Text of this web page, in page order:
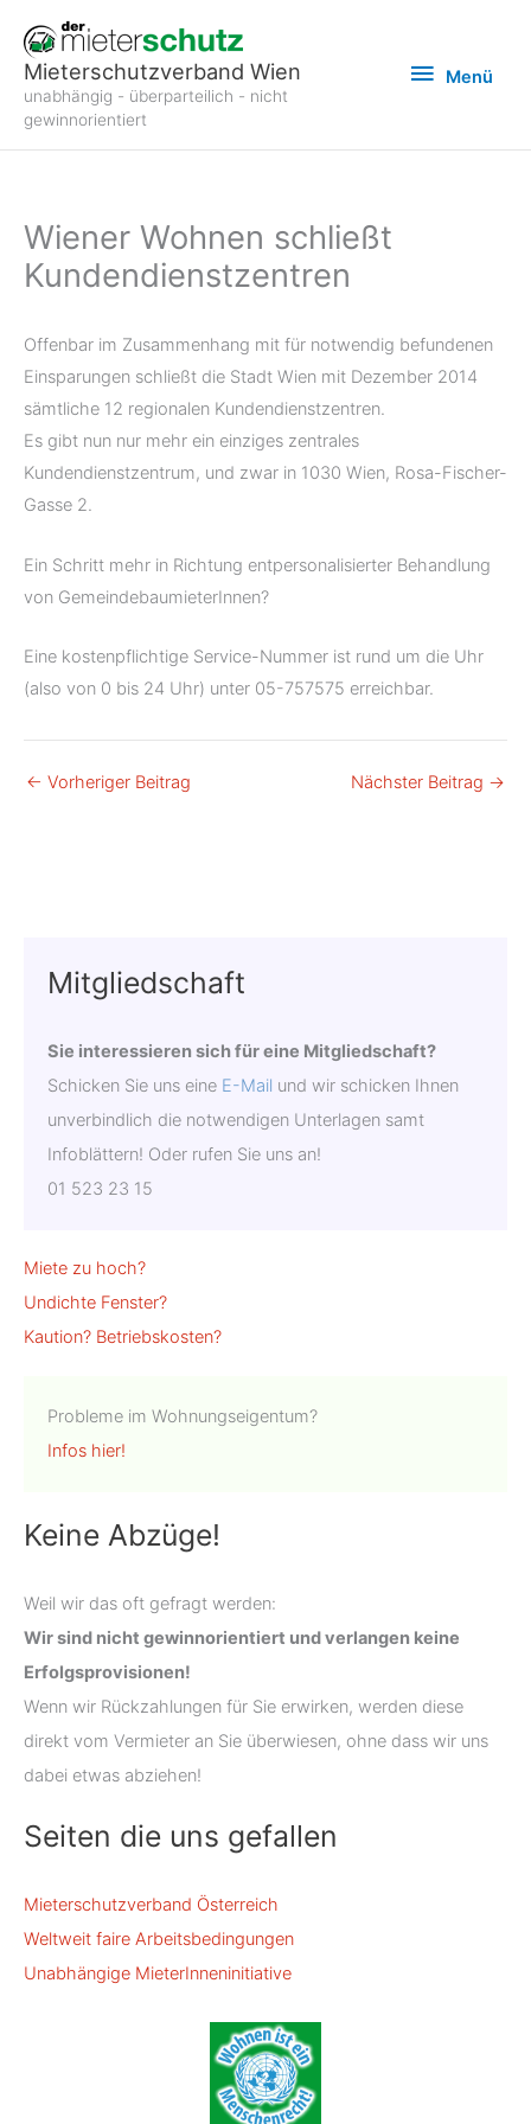
Inhalt
springen
Mieterschutzverband Wien
unabhängig - überparteilich - nicht
gewinnorientiert
Menü
Menü
Wiener Wohnen schließt
Kundendienstzentren
Offenbar im Zusammenhang mit für notwendig befundenen
Einsparungen schließt die Stadt Wien mit Dezember 2014
sämtliche 12 regionalen Kundendienstzentren.
Es gibt nun nur mehr ein einziges zentrales
Kundendienstzentrum, und zwar in 1030 Wien, Rosa-Fischer-
Gasse 2.
Ein Schritt mehr in Richtung entpersonalisierter Behandlung
von GemeindebaumieterInnen?
Eine kostenpflichtige Service-Nummer ist rund um die Uhr
(also von 0 bis 24 Uhr) unter 05-757575 erreichbar.
← Vorheriger Beitrag Nächster Beitrag →
Mitgliedschaft
Sie interessieren sich für eine Mitgliedschaft?
Schicken Sie uns eine E-Mail und wir schicken Ihnen
unverbindlich die not­wendigen Unterlagen samt
Infoblättern! Oder rufen Sie uns an!
01 523 23 15
Miete zu hoch?
Undichte Fenster?
Kaution? Betriebskosten?
Probleme im Wohnungseigentum?
Infos hier!
Keine Abzüge!
Weil wir das oft gefragt werden:
Wir sind nicht gewinnorientiert und verlangen keine
Erfolgsprovisionen!
Wenn wir Rückzahlungen für Sie erwirken, werden diese
direkt vom Vermieter an Sie überwiesen, ohne dass wir uns
dabei etwas abziehen!
Seiten die uns gefallen
Mieterschutzverband Österreich
Weltweit faire Arbeitsbedingungen
Unabhängige MieterInneninitiative